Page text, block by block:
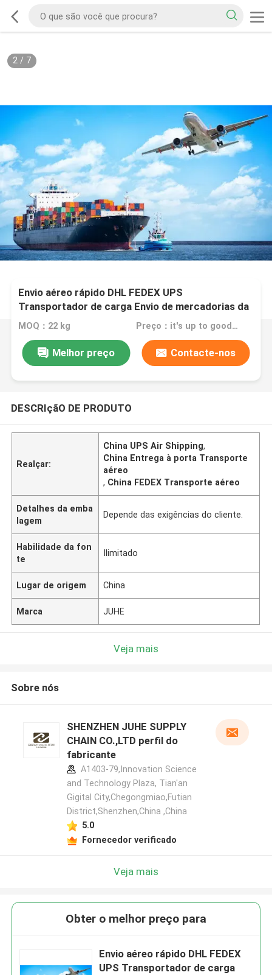
2/ 7
Envio aéreo rápido DHL FEDEX UPS
Transportador de carga Envio de mercadorias da
China para a sua porta entrega
MOQ：22 kg Preço：it's up to goods' weight
Melhor preço Contacte-nos
DESCRIçãO DE PRODUTO
Realçar:
China UPS Air Shipping,
China Entrega à porta Transporte
aéreo
, China FEDEX Transporte aéreo
Detalhes da emba
lagem
Depende das exigências do cliente.
Habilidade da fon
te
Ilimitado
Lugar de origem China
Marca JUHE
Veja mais
Sobre nós
SHENZHEN JUHE SUPPLY
CHAIN CO.,LTD perfil do
fabricante
A1403-79,Innovation Science
and Technology Plaza, Tian'an
Gigital City,Chegongmiao,Futian
District,Shenzhen,China ,China
5.0
Fornecedor verificado
Veja mais
Obter o melhor preço para
Envio aéreo rápido DHL FEDEX
UPS Transportador de carga